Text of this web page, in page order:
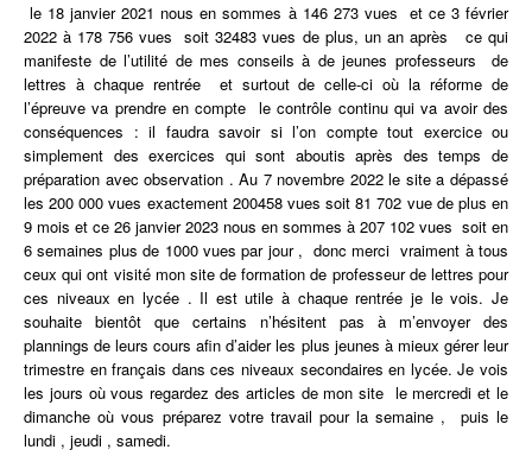
le 18 janvier 2021 nous en sommes à 146 273 vues et ce 3 février
2022 à 178 756 vues soit 32483 vues de plus, un an après ce qui
manifeste de l’utilité de mes conseils à de jeunes professeurs de
lettres à chaque rentrée et surtout de celle-ci où la réforme de
l’épreuve va prendre en compte le contrôle continu qui va avoir des
conséquences : il faudra savoir si l’on compte tout exercice ou
simplement des exercices qui sont aboutis après des temps de
préparation avec observation . Au 7 novembre 2022 le site a dépassé
les 200 000 vues exactement 200458 vues soit 81 702 vue de plus en
9 mois et ce 26 janvier 2023 nous en sommes à 207 102 vues soit en
6 semaines plus de 1000 vues par jour , donc merci vraiment à tous
ceux qui ont visité mon site de formation de professeur de lettres pour
ces niveaux en lycée . Il est utile à chaque rentrée je le vois. Je
souhaite bientôt que certains n’hésitent pas à m’envoyer des
plannings de leurs cours afin d’aider les plus jeunes à mieux gérer leur
trimestre en français dans ces niveaux secondaires en lycée. Je vois
les jours où vous regardez des articles de mon site le mercredi et le
dimanche où vous préparez votre travail pour la semaine , puis le
lundi , jeudi , samedi.